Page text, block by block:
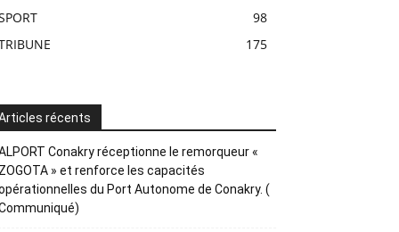
98
175
récents
Conakry réceptionne le remorqueur «
ZOGOTA » et renforce les capacités
du Port Autonome de Conakry. (